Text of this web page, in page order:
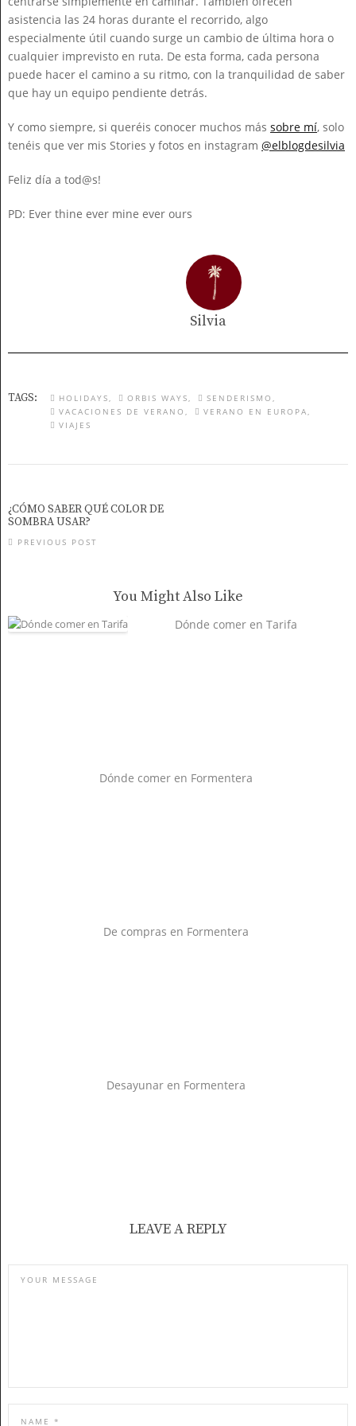
asistencia las 24 horas durante el recorrido, algo
especialmente útil cuando surge un cambio de última hora o
cualquier imprevisto en ruta. De esta forma, cada persona
puede hacer el camino a su ritmo, con la tranquilidad de saber
que hay un equipo pendiente detrás.
Y como siempre, si queréis conocer muchos más sobre mí, solo
tenéis que ver mis Stories y fotos en instagram @elblogdesilvia
Feliz día a tod@s!
PD: Ever thine ever mine ever ours
Silvia
TAGS: HOLIDAYS ORBIS WAYS
SENDERISMO
VACACIONES DE VERANO
VERANO EN EUROPA
VIAJES
¿CÓMO SABER QUÉ COLOR DE
SOMBRA USAR?
PREVIOUS POST
You Might Also Like
Dónde comer en Tarifa
Dónde comer en Formentera
De compras en Formentera
Desayunar en Formentera
LEAVE A REPLY